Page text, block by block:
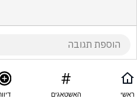
ראשי האשטאגים